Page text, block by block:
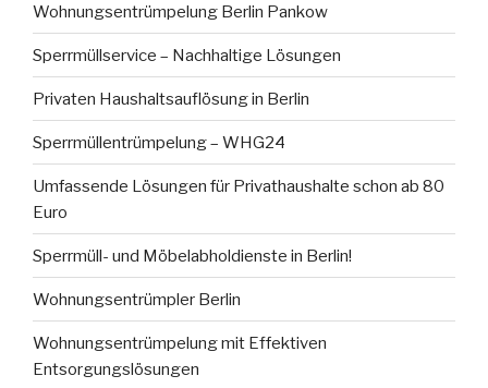
Wohnungsentrümpelung Berlin Pankow
Sperrmüllservice – Nachhaltige Lösungen
Privaten Haushaltsauflösung in Berlin
Sperrmüllentrümpelung – WHG24
Umfassende Lösungen für Privathaushalte schon ab 80
Euro
Sperrmüll- und Möbelabholdienste in Berlin!
Wohnungsentrümpler Berlin
Wohnungsentrümpelung mit Effektiven
Entsorgungslösungen